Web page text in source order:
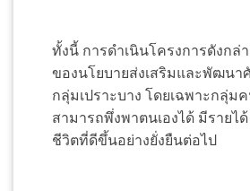
ทั้งนี้ การดำเนินโครงการดังกล่
ของนโยบายส่งเสริมและพัฒนา
กลุ่มเปราะบาง โดยเฉพาะกลุ่ม
สามารถพึ่งพาตนเองได้ มีราย
ชีวิตที่ดีขึ้นอย่างยั่งยืนต่อไป